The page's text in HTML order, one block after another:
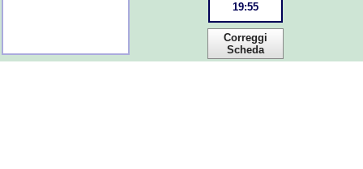
19:55
Correggi
Scheda